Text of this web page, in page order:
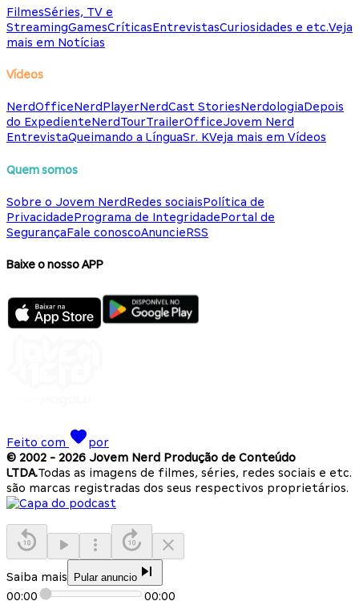
FilmesSéries, TV e
StreamingGamesCríticasEntrevistasCuriosidades e etc.Veja
mais em Notícias
Vídeos
NerdOfficeNerdPlayerNerdCast StoriesNerdologiaDepois
do ExpedienteNerdTourTrailerOfficeJovem Nerd
EntrevistaQueimando a LínguaSr. KVeja mais em Vídeos
Quem somos
Sobre o Jovem NerdRedes sociaisPolítica de
PrivacidadePrograma de IntegridadePortal de
SegurançaFale conoscoAnuncieRSS
Baixe o nosso APP
Feito com
por
© 2002 - 2026 Jovem Nerd Produção de Conteúdo
LTDA.Todas as imagens de filmes, séries, redes sociais e etc.
são marcas registradas dos seus respectivos proprietários.
Saiba mais Pular anuncio
00:00 00:00